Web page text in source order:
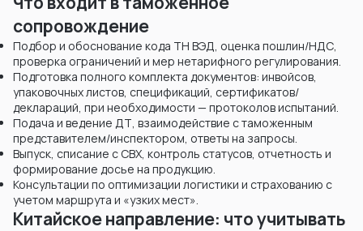
сопровождение
Подбор и обоснование кода ТН ВЭД, оценка пошлин/НДС,
проверка ограничений и мер нетарифного регулирования.
Подготовка полного комплекта документов: инвойсов,
упаковочных листов, спецификаций, сертификатов/
деклараций, при необходимости — протоколов испытаний.
Подача и ведение ДТ, взаимодействие с таможенным
представителем/инспектором, ответы на запросы.
Выпуск, списание с СВХ, контроль статусов, отчетность и
формирование досье на продукцию.
Консультации по оптимизации логистики и страхованию с
учетом маршрута и «узких мест».
Китайское направление: что учитывать